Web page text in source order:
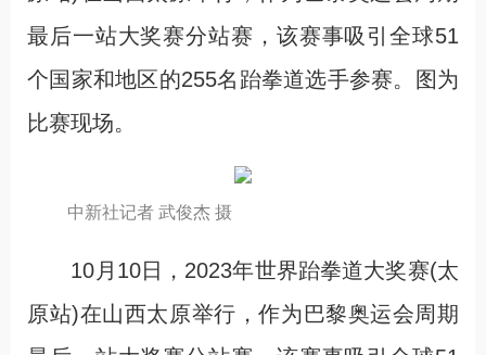
最后一站大奖赛分站赛，该赛事吸引全球51
个国家和地区的255名跆拳道选手参赛。图为
比赛现场。
中新社记者 武俊杰 摄
10月10日，2023年世界跆拳道大奖赛(太
原站)在山西太原举行，作为巴黎奥运会周期